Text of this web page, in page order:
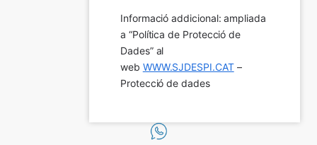
Informació addicional: ampliada
a “Política de Protecció de
Dades” al
web WWW.SJDESPI.CAT –
Protecció de dades